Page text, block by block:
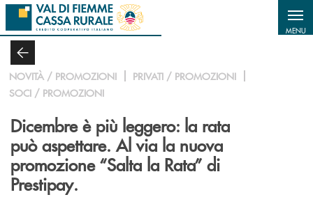
Salta al contenuto principale
MENU
NOVITÀ / PROMOZIONI
PRIVATI / PROMOZIONI
SOCI / PROMOZIONI
Dicembre è più leggero: la rata
può aspettare. Al via la nuova
promozione “Salta la Rata” di
Prestipay.